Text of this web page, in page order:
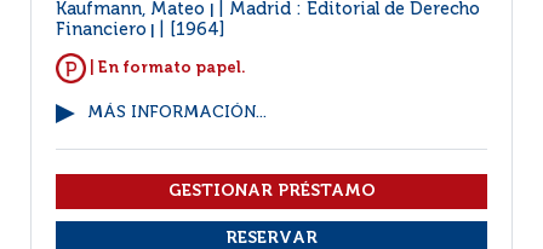
Kaufmann, Mateo
Madrid : Editorial de Derecho
Financiero
[1964]
| En formato papel.
MÁS INFORMACIÓN...